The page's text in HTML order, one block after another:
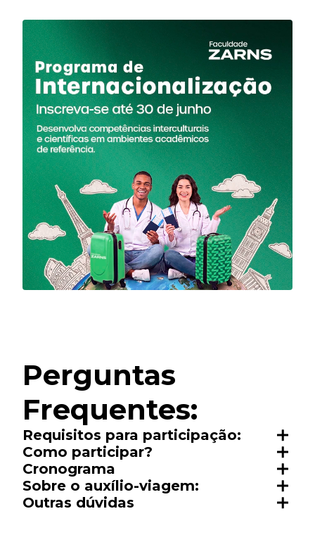
Perguntas
Frequentes:
Requisitos para participação:
Como participar?
Cronograma
Sobre o auxílio-viagem:
Outras dúvidas